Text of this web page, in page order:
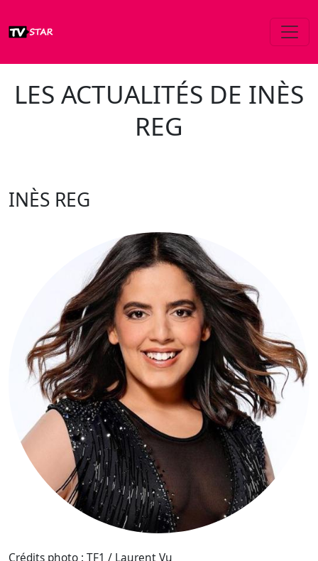
LES ACTUALITÉS DE INÈS
REG
INÈS REG
Crédits photo : TF1 / Laurent Vu